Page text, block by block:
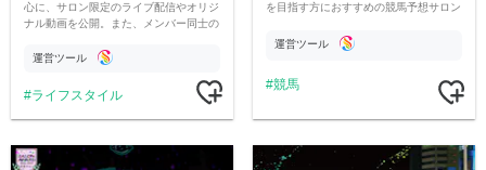
心に、サロン限定のライブ配信やオリジ
ナル動画を公開。また、メンバー同士の
ただいています。
運営ツール
ライフスタイル
を目指す方におすすめの競馬予想サロン
運営ツール
競馬